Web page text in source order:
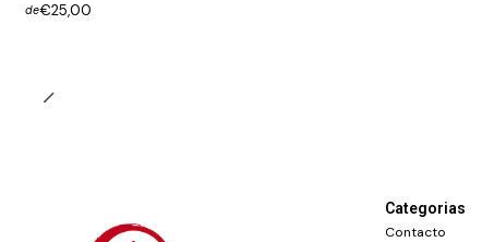
de€25,00
Categorias
Contacto